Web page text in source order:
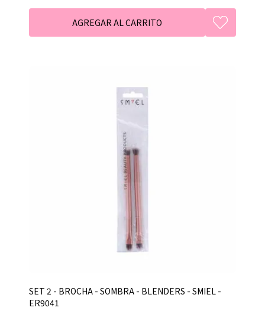
SET 2 - BROCHA - SOMBRA - BLENDERS - SMIEL -
ER9041